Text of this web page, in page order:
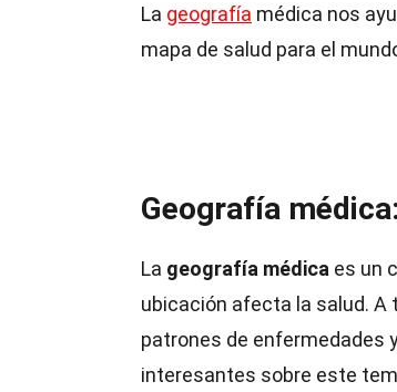
La geografía médica nos
mapa de salud para el
Geografía
La geografía médica es un
ubicación afecta la salud. A
patrones de enfermedades
interesantes sobre este